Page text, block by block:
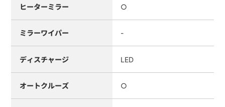
ヒーターミラー ○
ミラーワイパー -
ディスチャージ LED
オートクルーズ ○